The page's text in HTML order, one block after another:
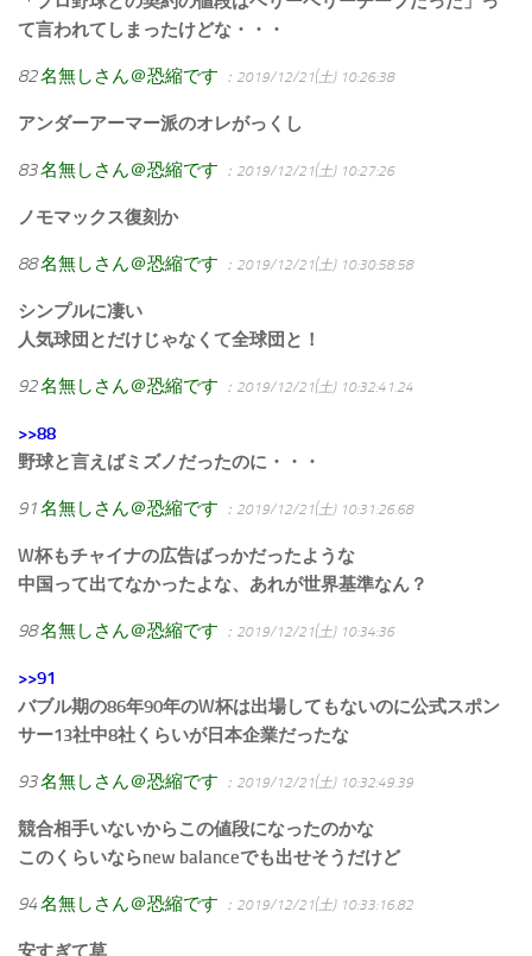
て言われてしまったけどな・・・
82名無しさん＠恐縮です ：2019/12/21(土) 10:26:38
アンダーアーマー派のオレがっくし
83名無しさん＠恐縮です ：2019/12/21(土) 10:27:26
ノモマックス復刻か
88名無しさん＠恐縮です ：2019/12/21(土) 10:30:58.58
シンプルに凄い
人気球団とだけじゃなくて全球団と！
92名無しさん＠恐縮です ：2019/12/21(土) 10:32:41.24
>>88
野球と言えばミズノだったのに・・・
91名無しさん＠恐縮です ：2019/12/21(土) 10:31:26.68
W杯もチャイナの広告ばっかだったような
中国って出てなかったよな、あれが世界基準なん？
98名無しさん＠恐縮です ：2019/12/21(土) 10:34:36
>>91
バブル期の86年90年のW杯は出場してもないのに公式スポン
サー13社中8社くらいが日本企業だったな
93名無しさん＠恐縮です ：2019/12/21(土) 10:32:49.39
競合相手いないからこの値段になったのかな
このくらいならnew balanceでも出せそうだけど
94名無しさん＠恐縮です ：2019/12/21(土) 10:33:16.82
安すぎて草